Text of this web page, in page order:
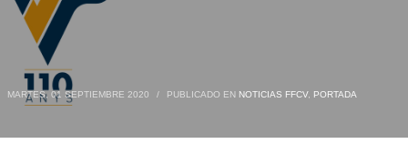
MARTES, 01 SEPTIEMBRE 2020 / PUBLICADO EN NOTICIAS FFCV, PORTADA